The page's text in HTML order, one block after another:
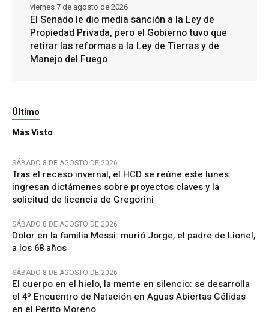
El Senado le dio media sanción a la Ley de
Propiedad Privada, pero el Gobierno tuvo que
retirar las reformas a la Ley de Tierras y de
Manejo del Fuego
viernes 7 de agosto de 2026
Último
Más Visto
SÁBADO 8 DE AGOSTO DE 2026
Tras el receso invernal, el HCD se reúne este lunes:
ingresan dictámenes sobre proyectos claves y la
solicitud de licencia de Gregorini
SÁBADO 8 DE AGOSTO DE 2026
Dolor en la familia Messi: murió Jorge, el padre de Lionel,
a los 68 años
SÁBADO 8 DE AGOSTO DE 2026
El cuerpo en el hielo, la mente en silencio: se desarrolla
el 4º Encuentro de Natación en Aguas Abiertas Gélidas
en el Perito Moreno